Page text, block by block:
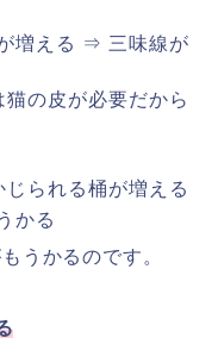
増える ⇒ 三味線が
の皮が必要だから
られる桶が増える
かる
うかるのです。